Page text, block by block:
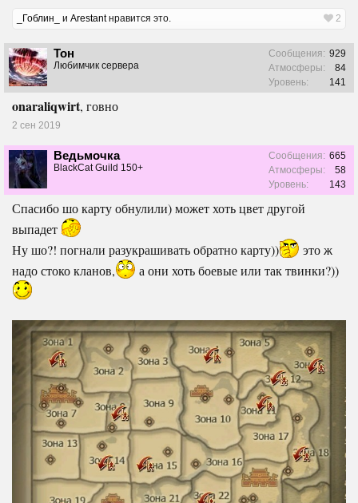
_Гоблин_ и Arestantнравится это. 2
Тон
Любимчик сервера
Сообщения: 929
Атмосферы:
84
Уровень:
141
onaraliqwirt, говно
2 сен 2019
Ведьмочка
BlackCat Guild 150+
Сообщения: 665
Атмосферы:
58
Уровень:
143
Спасибо шо карту обнулили) может хоть цвет другой
выпадет
Ну шо?! погнали разукрашивать обратно карту))
это ж
надо стоко кланов,
а они хоть боевые или так твинки?))